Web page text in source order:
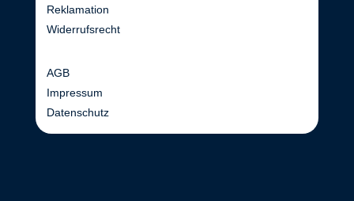
Reklamation
Widerrufsrecht
AGB
Impressum
Datenschutz